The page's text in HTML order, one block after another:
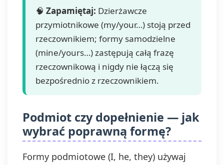
🧠 Zapamiętaj: Dzierżawcze
przymiotnikowe (my/your…) stoją przed
rzeczownikiem; formy samodzielne
(mine/yours…) zastępują całą frazę
rzeczownikową i nigdy nie łączą się
bezpośrednio z rzeczownikiem.
Podmiot czy dopełnienie — jak
wybrać poprawną formę?
Formy podmiotowe (I, he, they) używaj